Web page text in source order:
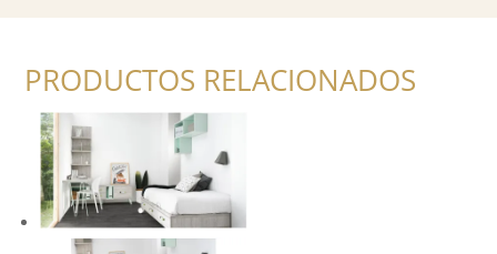
PRODUCTOS RELACIONADOS